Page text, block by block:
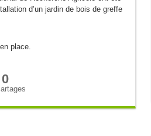
d’un jardin de bois de greffe
place.
0